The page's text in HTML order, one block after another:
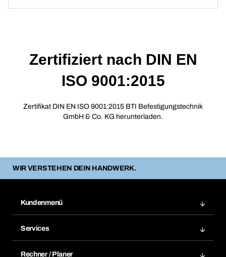
Zertifiziert nach DIN EN
ISO 9001:2015
Zertifikat DIN EN ISO 9001:2015 BTI Befestigungstechnik
GmbH & Co. KG herunterladen.
WIR VERSTEHEN DEIN HANDWERK.
Kundenmenü
Rechnungen
Services
Rechner / Planer